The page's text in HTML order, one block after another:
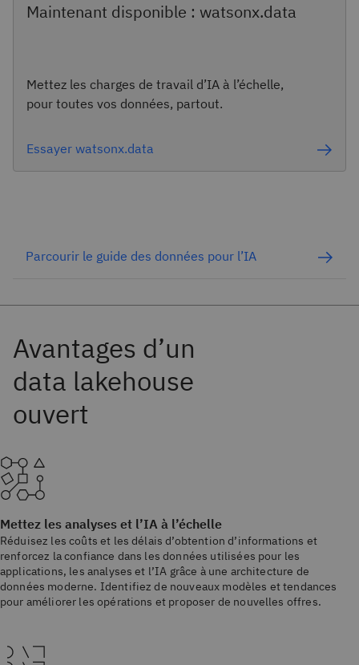
Maintenant disponible : watsonx.data
Mettez les charges de travail d’IA à l’échelle,
pour toutes vos données, partout.
Essayer watsonx.data
Parcourir le guide des données pour l’IA
Mettez les analyses et l’IA à l’échelle
Réduisez les coûts et les délais d’obtention d’informations et
renforcez la confiance dans les données utilisées pour les
applications, les analyses et l’IA grâce à une architecture de
données moderne. Identifiez de nouveaux modèles et tendances
pour améliorer les opérations et proposer de nouvelles offres.